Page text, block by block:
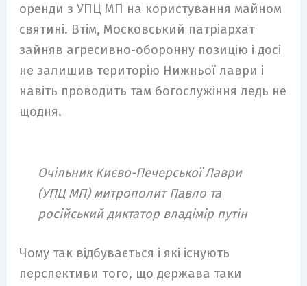
оренди з УПЦ МП на користування майном
святині. Втім, Московський патріархат
зайняв агресивно-оборонну позицію і досі
не залишив територію Нижньої лаври і
навіть проводить там богослужіння ледь не
щодня.
Очільник Києво-Печерської Лаври
(УПЦ МП) митрополит Павло та
російський диктатор владімір путін
Чому так відбувається і які існують
перспективи того, що держава таки